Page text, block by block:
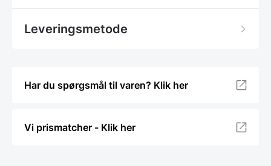
Leveringsmetode
Har du spørgsmål til varen? Klik her
Vi prismatcher - Klik her